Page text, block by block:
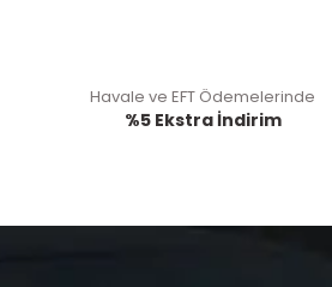
Havale ve EFT Ödemelerinde
%5 Ekstra İndirim